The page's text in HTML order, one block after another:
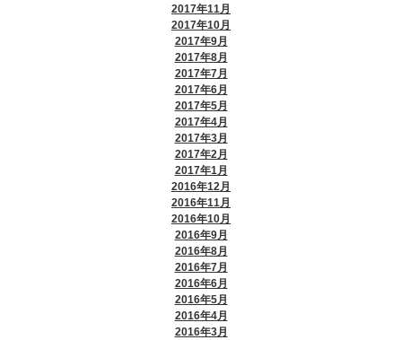
2017年11月
2017年10月
2017年9月
2017年8月
2017年7月
2017年6月
2017年5月
2017年4月
2017年3月
2017年2月
2017年1月
2016年12月
2016年11月
2016年10月
2016年9月
2016年8月
2016年7月
2016年6月
2016年5月
2016年4月
2016年3月